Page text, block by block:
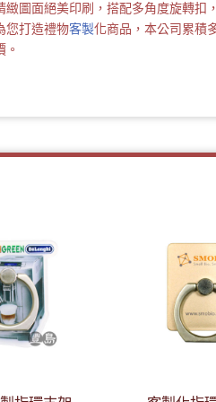
圖面絕美印刷，搭配多角度旋轉扣
您打造禮物客製化商品，本公司累積